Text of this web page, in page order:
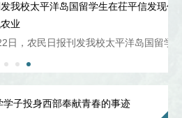
洋岛国留学生在茌平信发现代农业
【编者按】7月22日，农民日报刊发我校太平洋岛国留学生前往山...
学子投身西部奉献青春的事迹